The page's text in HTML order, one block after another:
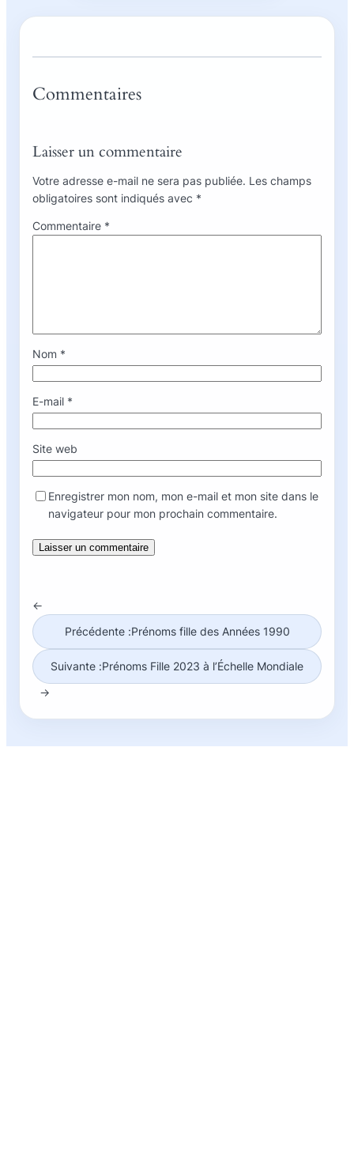
Commentaires
Laisser un commentaire
Votre adresse e-mail ne sera pas publiée. Les champs
obligatoires sont indiqués avec *
Commentaire *
Nom *
E-mail *
Site web
Enregistrer mon nom, mon e-mail et mon site dans le
navigateur pour mon prochain commentaire.
←
Précédente :Prénoms fille des Années 1990
Suivante :Prénoms Fille 2023 à l’Échelle Mondiale
→